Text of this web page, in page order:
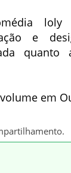
loly
e
quanto
em